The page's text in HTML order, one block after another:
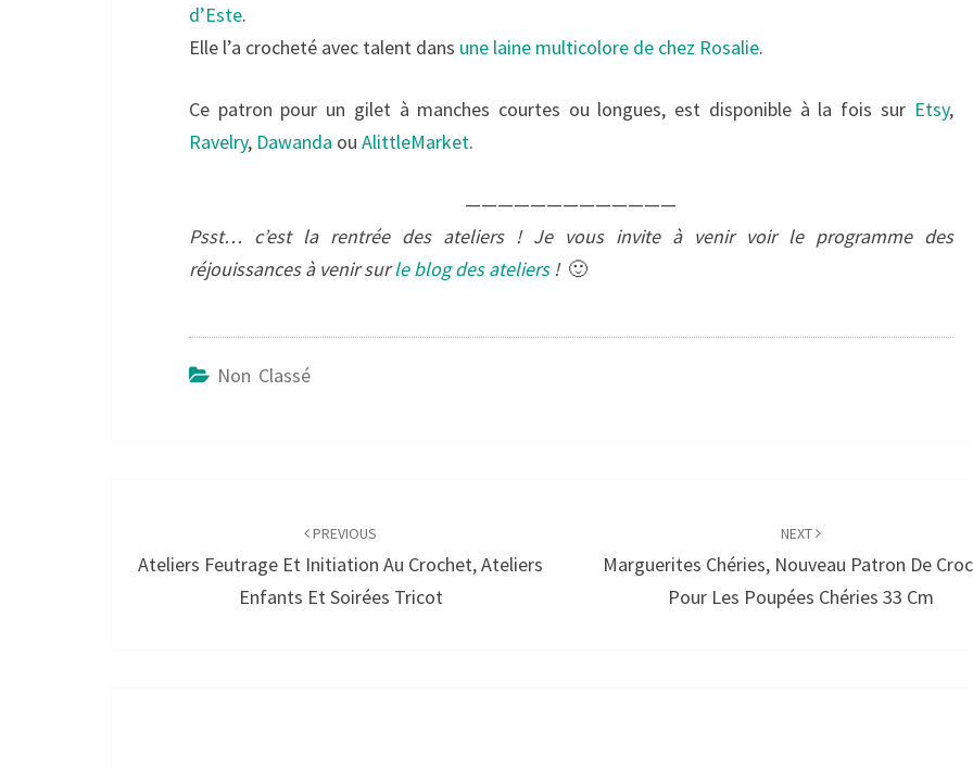
d’Este.
Elle l’a crocheté avec talent dans une laine multicolore de chez Rosalie.
Ce patron pour un gilet à manches courtes ou longues, est disponible à la fois sur Etsy,
Ravelry, Dawanda ou AlittleMarket.
—————————————
Psst… c’est la rentrée des ateliers ! Je vous invite à venir voir le programme des
réjouissances à venir surle blog des ateliers!🙂
Non Classé
PREVIOUS
Ateliers Feutrage Et Initiation Au Crochet, Ateliers
Enfants Et Soirées Tricot
NEXT
Marguerites Chéries, Nouveau Patron De
Pour Les Poupées Chéries 33 Cm